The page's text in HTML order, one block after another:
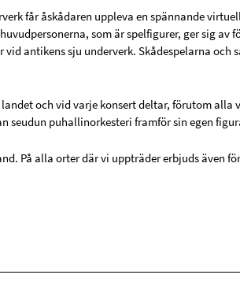
får åskådaren uppleva en spännande
som är spelfigurer, ger sig av
antikens sju underverk. Skådespelarna och
och vid varje konsert deltar, förutom
seudun puhallinorkesteri framför sin egen
På alla orter där vi uppträder erbjuds även